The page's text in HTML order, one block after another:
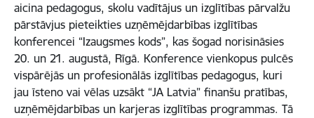
aicina pedagogus, skolu vadītājus un izglītības pārvalžu
pārstāvjus pieteikties uzņēmējdarbības izglītības
konferencei “Izaugsmes kods”, kas šogad norisināsies
20. un 21. augustā, Rīgā. Konference vienkopus pulcēs
vispārējās un profesionālās izglītības pedagogus, kuri
jau īsteno vai vēlas uzsākt “JA Latvia” finanšu pratības,
uzņēmējdarbības un karjeras izglītības programmas. Tā